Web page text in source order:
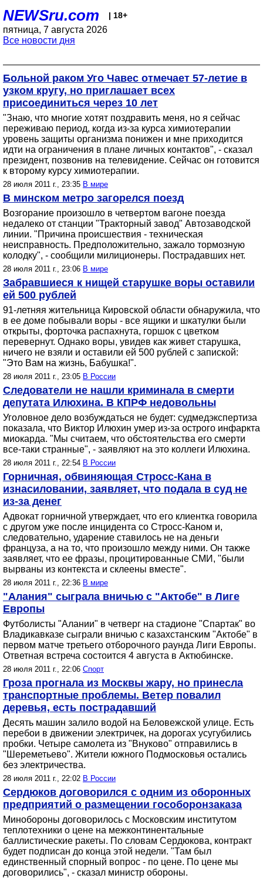
NEWSru.com | 18+
пятница, 7 августа 2026
Все новости дня
Больной раком Уго Чавес отмечает 57-летие в
узком кругу, но приглашает всех
присоединиться через 10 лет
"Знаю, что многие хотят поздравить меня, но я сейчас
переживаю период, когда из-за курса химиотерапии
уровень защиты организма понижен и мне приходится
идти на ограничения в плане личных контактов", - сказал
президент, позвонив на телевидение. Сейчас он готовится
к второму курсу химиотерапии.
28 июля 2011 г., 23:35 В мире
В минском метро загорелся поезд
Возгорание произошло в четвертом вагоне поезда
недалеко от станции "Тракторный завод" Автозаводской
линии. "Причина происшествия - техническая
неисправность. Предположительно, зажало тормозную
колодку", - сообщили милиционеры. Пострадавших нет.
28 июля 2011 г., 23:06 В мире
Забравшиеся к нищей старушке воры оставили
ей 500 рублей
91-летняя жительница Кировской области обнаружила, что
в ее доме побывали воры - все ящики и шкатулки были
открыты, форточка распахнута, горшок с цветком
перевернут. Однако воры, увидев как живет старушка,
ничего не взяли и оставили ей 500 рублей с запиской:
"Это Вам на жизнь, Бабушка!".
28 июля 2011 г., 23:05 В России
Следователи не нашли криминала в смерти
депутата Илюхина. В КПРФ недовольны
Уголовное дело возбуждаться не будет: судмедэкспертиза
показала, что Виктор Илюхин умер из-за острого инфаркта
миокарда. "Мы считаем, что обстоятельства его смерти
все-таки странные", - заявляют на это коллеги Илюхина.
28 июля 2011 г., 22:54 В России
Горничная, обвиняющая Стросс-Кана в
изнасиловании, заявляет, что подала в суд не
из-за денег
Адвокат горничной утверждает, что его клиентка говорила
с другом уже после инцидента со Стросс-Каном и,
следовательно, ударение ставилось не на деньги
француза, а на то, что произошло между ними. Он также
заявляет, что ее фразы, процитированные СМИ, "были
вырваны из контекста и склеены вместе".
28 июля 2011 г., 22:36 В мире
"Алания" сыграла вничью с "Актобе" в Лиге
Европы
Футболисты "Алании" в четверг на стадионе "Спартак" во
Владикавказе сыграли вничью с казахстанским "Актобе" в
первом матче третьего отборочного раунда Лиги Европы.
Ответная встреча состоится 4 августа в Актюбинске.
28 июля 2011 г., 22:06 Спорт
Гроза прогнала из Москвы жару, но принесла
транспортные проблемы. Ветер повалил
деревья, есть пострадавший
Десять машин залило водой на Беловежской улице. Есть
перебои в движении электричек, на дорогах усугубились
пробки. Четыре самолета из "Внуково" отправились в
"Шереметьево". Жители южного Подмосковья остались
без электричества.
28 июля 2011 г., 22:02 В России
Сердюков договорился с одним из оборонных
предприятий о размещении гособоронзаказа
Минобороны договорилось с Московским институтом
теплотехники о цене на межконтинентальные
баллистические ракеты. По словам Сердюкова, контракт
будет подписан до конца этой недели. "Там был
единственный спорный вопрос - по цене. По цене мы
договорились", - сказал министр обороны.